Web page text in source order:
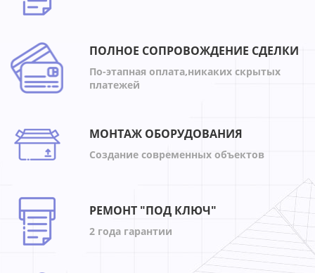
ПОЛНОЕ СОПРОВОЖДЕНИЕ СДЕЛКИ
По-этапная оплата,никаких скрытых
платежей
МОНТАЖ ОБОРУДОВАНИЯ
Создание современных объектов
РЕМОНТ "ПОД КЛЮЧ"
2 года гарантии